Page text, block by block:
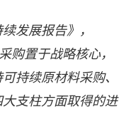
发展报告》，
购置于战略核心，
持续原材料采购、
支柱方面取得的进